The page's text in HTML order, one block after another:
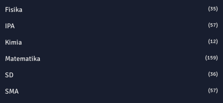
Fisika (35)
IPA (57)
Kimia (12)
Matematika (159)
SD (36)
SMA (57)